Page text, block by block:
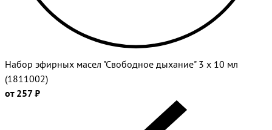
Набор эфирных масел "Свободное дыхание" 3 х 10 мл
(1811002)
от 257 ₽